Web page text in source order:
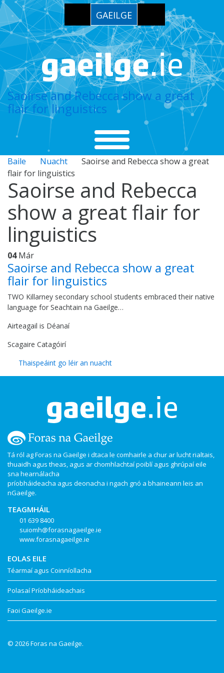
GAEILGE
Saoirse and Rebecca show a great
flair for linguistics
Baile Nuacht
Saoirse and Rebecca show a great
flair for linguistics
Saoirse and Rebecca
show a great flair for
linguistics
04Már
Saoirse and Rebecca show a great
flair for linguistics
TWO Killarney secondary school students embraced their native
language for Seachtain na Gaeilge…
Airteagail is Déanaí
Scagaire Catagóirí
Thaispeáint go léir an nuacht
Tá ról ag Foras na Gaeilge i dtaca le comhairle a chur ar lucht rialtais,
thuaidh agus theas, agus ar chomhlachtaí poiblí agus ghrúpaí eile
sna hearnálacha
príobháideacha agus deonacha i ngach gnó a bhaineann leis an
nGaeilge.
TEAGMHÁIL
01 639 8400
suiomh@forasnagaeilge.ie
www.forasnagaeilge.ie
EOLAS EILE
Téarmaí agus Coinníollacha
Polasaí Príobháideachais
Faoi Gaeilge.ie
© 2026 Foras na Gaeilge.